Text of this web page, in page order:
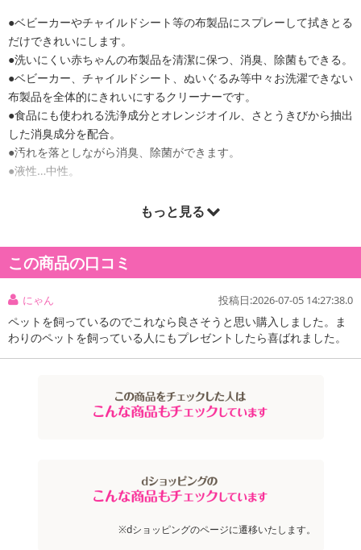
●ベビーカーやチャイルドシート等の布製品にスプレーして拭きとる
だけできれいにします。
●洗いにくい赤ちゃんの布製品を清潔に保つ、消臭、除菌もできる。
●ベビーカー、チャイルドシート、ぬいぐるみ等中々お洗濯できない
布製品を全体的にきれいにするクリーナーです。
●食品にも使われる洗浄成分とオレンジオイル、さとうきびから抽出
した消臭成分を配合。
●汚れを落としながら消臭、除菌ができます。
●液性…中性。
お申込みの際は 「商品情報」に記載されている「注意事項」を
もっと見る
この商品の口コミ
にゃん 投稿日:2026-07-05 14:27:38.0
ペットを飼っているのでこれなら良さそうと思い購入しました。ま
わりのペットを飼っている人にもプレゼントしたら喜ばれました。
※dショッピングのページに遷移いたします。